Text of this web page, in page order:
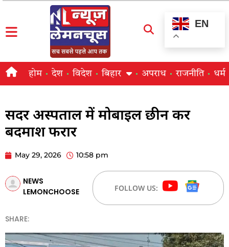
EN
होम देश विदेश बिहार अपराध राजनीति धर्म
सदर अस्पताल में मोबाइल छीन कर
बदमाश फरार
May 29, 2026 10:58 pm
NEWS
LEMONCHOOSE
FOLLOW US:
SHARE: